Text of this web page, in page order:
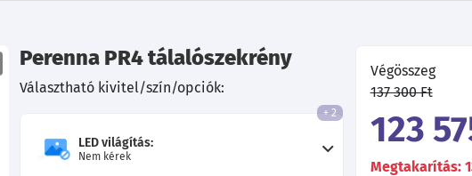
Perenna PR4 tálalószekrény
Választható kivitel/szín/opciók:
LED világítás:
Nem kérek
+ 2
Végösszeg
137 300 Ft
123
Megtakarítás: